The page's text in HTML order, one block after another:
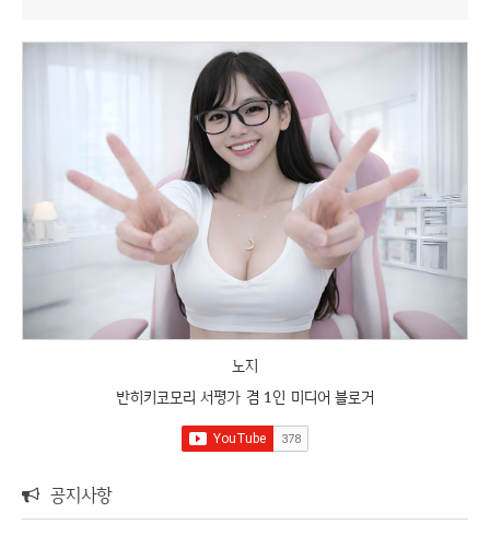
노지
반히키코모리 서평가 겸 1인 미디어 블로거
공지사항